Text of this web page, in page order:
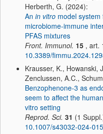
Herberth, G. (2024):
An in vitro model
microbiome-immune
PFAS mixtures
Front. Immunol. 15 , art.
10.3389/
Krausser, K., Howanski,
Zenclussen, A.C.,
Benzophenone-3 as
seem to affect the
vitro setting
Reprod. Sci. 31 (1
10.1007/s43032-024-